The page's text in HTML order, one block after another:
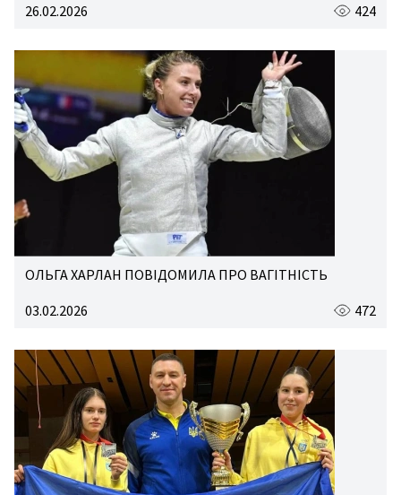
26.02.2026
424
ОЛЬГА ХАРЛАН ПОВІДОМИЛА ПРО ВАГІТНІСТЬ
03.02.2026
472